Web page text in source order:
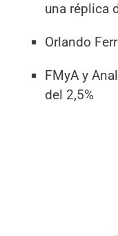
una réplica
Orlando
FMyA y
del 2,5%